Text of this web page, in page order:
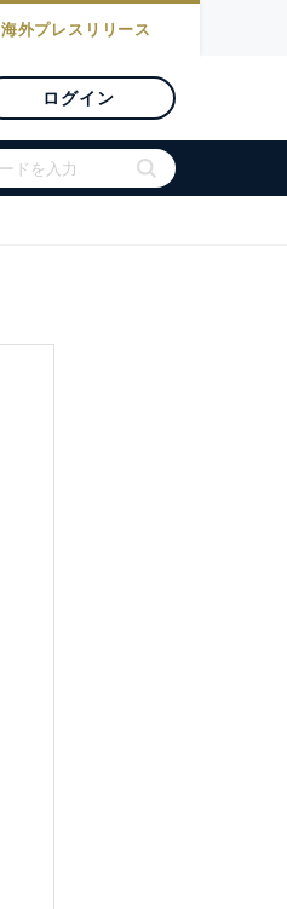
海外プレスリリース
ログイン